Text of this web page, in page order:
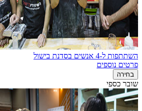
השתתפות ל-4 אנשים בסדנת בישול
פרטים נוספים
בחירה
שובר כספי